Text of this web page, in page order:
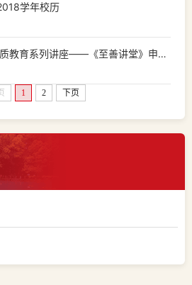
学年校历
湖南师范大学文化素质教育系列讲座——《至善讲堂》申报表
1 2 下页